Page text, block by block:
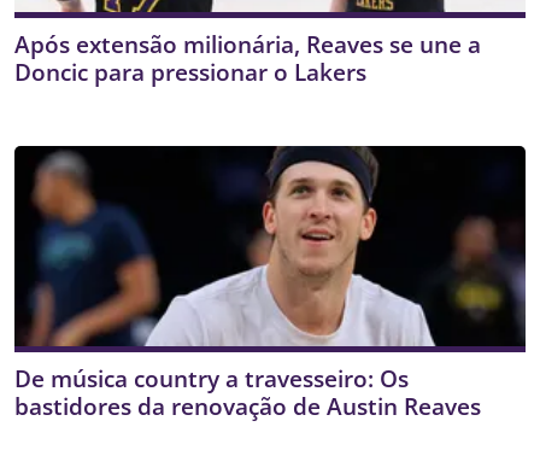
Após extensão milionária, Reaves se une a
Doncic para pressionar o Lakers
De música country a travesseiro: Os
bastidores da renovação de Austin Reaves